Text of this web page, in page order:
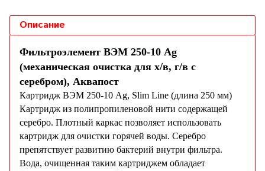
Описание
Фильтроэлемент ВЭМ 250-10 Ag
(механическая очистка для х/в, г/в с
серебром), Аквапост
Картридж ВЭМ 250-10 Ag, Slim Line (длина 250 мм)
Картридж из полипропиленовой нити содержащей
серебро. Плотный каркас позволяет использовать
картридж для очистки горячей воды. Серебро
препятствует развитию бактерий внутри фильтра.
Вода, очищенная таким картриджем обладает